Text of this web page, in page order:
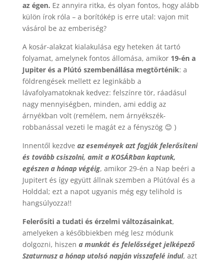
az égen. Ez annyira ritka, és olyan fontos, hogy alább
külön írok róla – a borítókép is erre utal: vajon mit
vásárol be az emberiség?
A kosár-alakzat kialakulása egy heteken át tartó
folyamat, amelynek fontos állomása, amikor 19-én a
Jupiter és a Plútó szembenállása megtörténik: a
földrengések mellett ez leginkább a
lávafolyamatoknak kedvez: felszínre tör, ráadásul
nagy mennyiségben, minden, ami eddig az
árnyékban volt (remélem, nem árnyékszék-
robbanással vezeti le magát ez a fényszög 😊 )
Innentől kezdve az események azt fogják felerősíteni
és tovább csiszolni, amit a KOSÁRban kaptunk,
egészen a hónap végéig, amikor 29-én a Nap beéri a
Jupitert és így együtt állnak szemben a Plútóval és a
Holddal; ezt a napot ugyanis még egy telihold is
hangsúlyozza!!
Felerősíti a tudati és érzelmi változásainkat,
amelyeken a későbbiekben még lesz módunk
dolgozni, hiszen a munkát és felelősséget jelképező
Szaturnusz a hónap utolsó napján visszafelé indul, azt